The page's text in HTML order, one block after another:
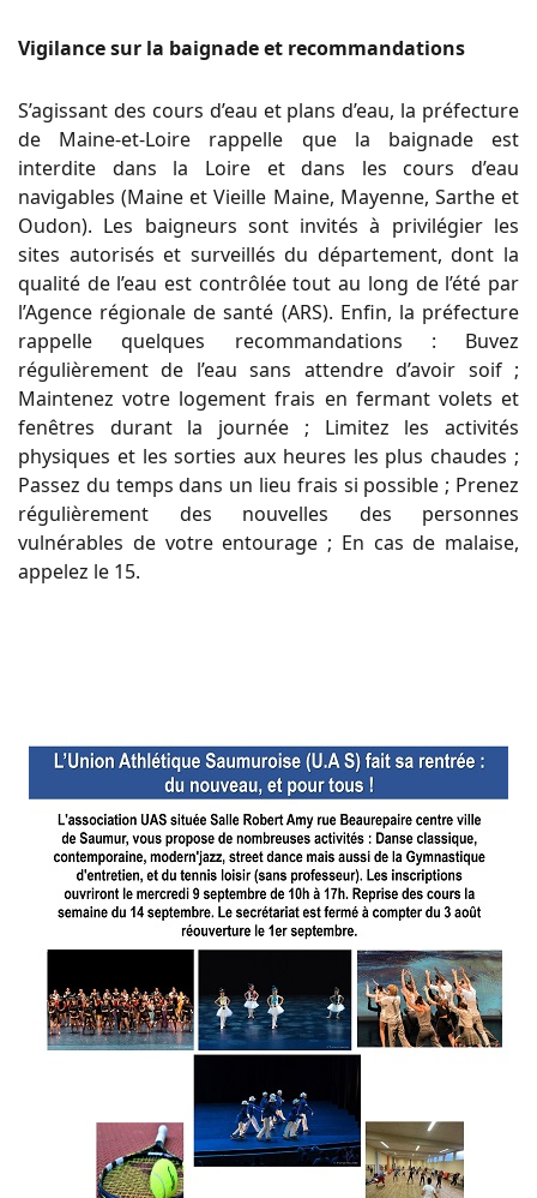
Vigilance sur la baignade et recommandations
S’agissant des cours d’eau et plans d’eau, la préfecture
de Maine-et-Loire rappelle que la baignade est
interdite dans la Loire et dans les cours d’eau
navigables (Maine et Vieille Maine, Mayenne, Sarthe et
Oudon). Les baigneurs sont invités à privilégier les
sites autorisés et surveillés du département, dont la
qualité de l’eau est contrôlée tout au long de l’été par
l’Agence régionale de santé (ARS). Enfin, la préfecture
rappelle quelques recommandations : Buvez
régulièrement de l’eau sans attendre d’avoir soif ;
Maintenez votre logement frais en fermant volets et
fenêtres durant la journée ; Limitez les activités
physiques et les sorties aux heures les plus chaudes ;
Passez du temps dans un lieu frais si possible ; Prenez
régulièrement des nouvelles des personnes
vulnérables de votre entourage ; En cas de malaise,
appelez le 15.